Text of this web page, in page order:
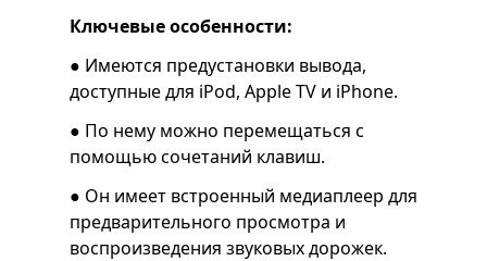
Ключевые особенности:
● Имеются предустановки вывода,
доступные для iPod, Apple TV и iPhone.
● По нему можно перемещаться с
помощью сочетаний клавиш.
● Он имеет встроенный медиаплеер для
предварительного просмотра и
воспроизведения звуковых дорожек.